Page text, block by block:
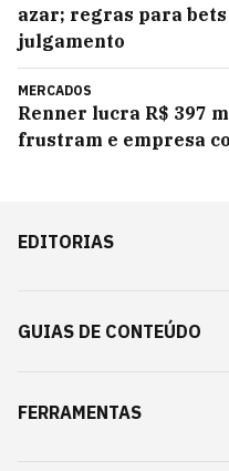
azar; regras para
julgamento
MERCADOS
Renner lucra R$ 397
frustram e empresa
EDITORIAS
GUIAS DE CONTEÚDO
FERRAMENTAS